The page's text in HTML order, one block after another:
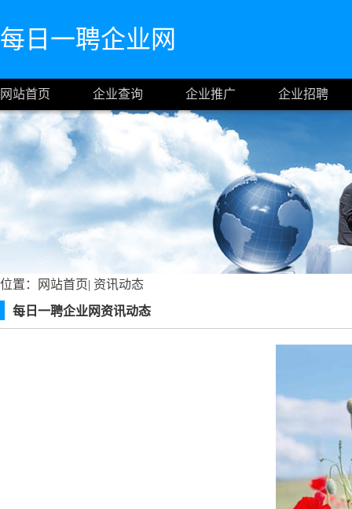
每日一聘企业网
网站首页 企业查询 企业推广 企业招聘
位置： 网站首页| 资讯动态
每日一聘企业网资讯动态